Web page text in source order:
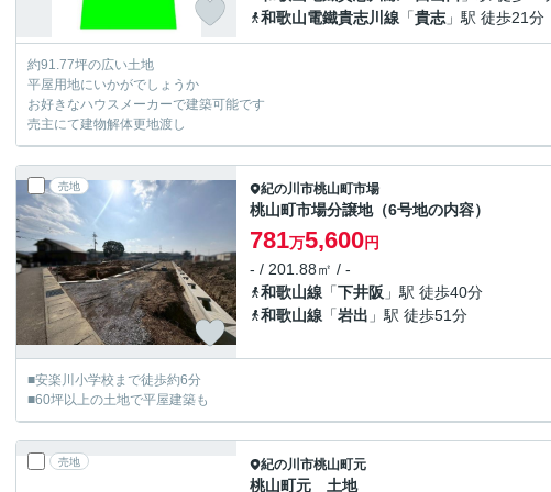
和歌山電鐵貴志川線 「貴志 」駅 徒歩21分
約91.77坪の広い土地
平屋用地にいかがでしょうか
お好きなハウスメーカーで建築可能です
売主にて建物解体更地渡し
売地 紀の川市桃山町市場
桃山町市場分譲地（6号地の内容）
781万5,600円
- / 201.88㎡ / -
和歌山線 「下井阪 」駅 徒歩40分
和歌山線 「岩出 」駅 徒歩51分
■安楽川小学校まで徒歩約6分
■60坪以上の土地で平屋建築も
売地 紀の川市桃山町元
桃山町元 土地